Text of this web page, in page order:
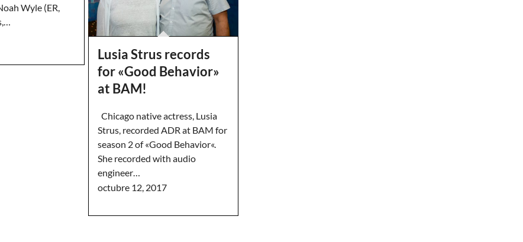
Wyle (ER,
Lusia Strus records
for «Good Behavior»
at BAM!
Chicago native actress, Lusia
Strus, recorded ADR at BAM for
season 2 of «Good Behavior«.
She recorded with audio
engineer…
octubre 12, 2017